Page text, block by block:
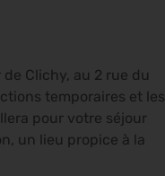
Clichy, au 2 rue du
temporaires et les
pour votre séjour
un lieu propice à la